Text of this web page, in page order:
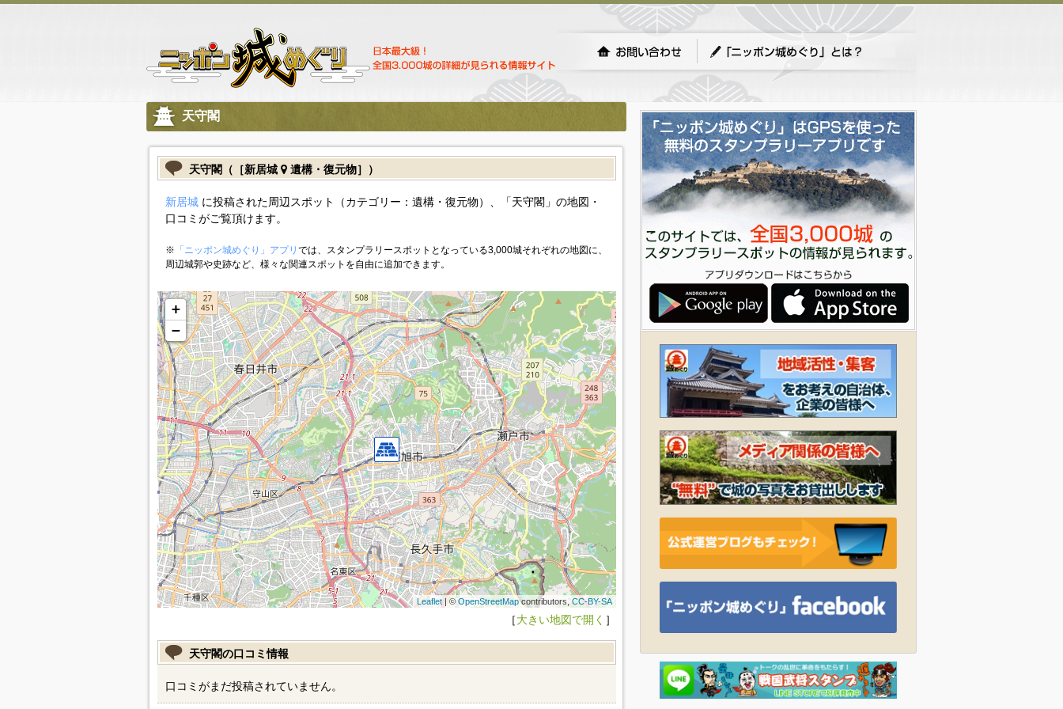
天守閣
天守閣（［新居城 遺構・復元物］）
新居城に投稿された周辺スポット（カテゴリー：遺構・復元物）、「天守閣」の地図・
口コミがご覧頂けます。
※ 「ニッポン城めぐり」アプリ では、スタンプラリースポットとなっている3,000城それぞれの地図に、
周辺城郭や史跡など、様々な関連スポットを自由に追加できます。
+
−
Leaflet| ©OpenStreetMapcontributors, CC-BY-SA
［大きい地図で開く ］
天守閣の口コミ情報
口コミがまだ投稿されていません。